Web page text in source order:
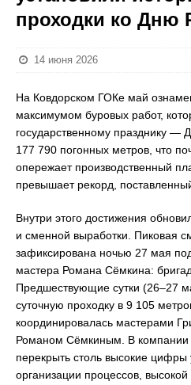
проходки ко Дню
14 июня 2026
На Ковдорском ГОКе май
максимумом буровых работ,
государственному празднику
177 790 погонных метров, что
опережает производственный
превышает рекорд,
Внутри этого достижения
и сменной выработки. Пиковая
зафиксирована ночью 27 мая
мастера Романа Сёмкина:
Предшествующие сутки (26–27
суточную проходку в 9 105
координировалась мастерами
Романом Сёмкиным. В компании
перекрыть столь высокие цифры
организации процессов,